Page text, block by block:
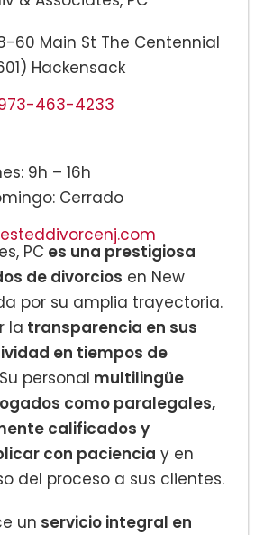
60 Main St The Centennial
Hackensack
973-463-4233
9h – 16h
Cerrado
PC es una prestigiosa
de divorcios en New
por su amplia trayectoria.
la transparencia en sus
en tiempos de
Su personal multilingüe
como paralegales,
calificados y
con paciencia y en
del proceso a sus clientes.
un servicio integral en